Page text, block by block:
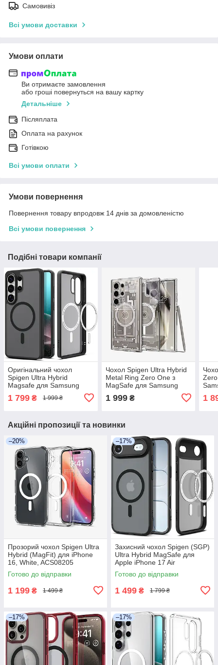
Самовивіз
Всі умови доставки
Умови оплати
Ви отримаєте замовлення
або гроші повернуться на вашу картку
Детальніше
Післяплата
Оплата на рахунок
Готівкою
Всі умови оплати
Умови повернення
Повернення товару впродовж 14 днів за домовленістю
Всі умови повернення
Подібні товари компанії
Оригінальний чохол
Spigen Ultra Hybrid
Magsafe для Samsung
Black, ACS10960
1 799 ₴ 1 999 ₴
Чохол Spigen Ultra Hybrid
Metal Ring Zero One з
MagSafe для Samsung
(ACS07653)
1 999₴ 1
Акційні пропозиції та новинки
–20%
Прозорий чохол Spigen Ultra
Hybrid (MagFit) для iPhone
16, White, ACS08205
Готово до відправки
1 199 ₴ 1 499 ₴
–17%
Захисний чохол Spigen (SGP)
Ultra Hybrid MagSafe для
Apple iPhone 17 Air
(2025), ACS06600 - Frost
Black
Готово до відправки
1 499 ₴ 1 799 ₴
–17% –17%